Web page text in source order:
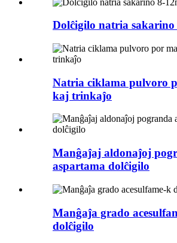
Dolĉigilo natria sakarino
Natria ciklama pulvoro
kaj trinkaĵo
Manĝaĵaj aldonaĵoj
aspartama dolĉigilo
Manĝaĵa grado
dolĉigilo